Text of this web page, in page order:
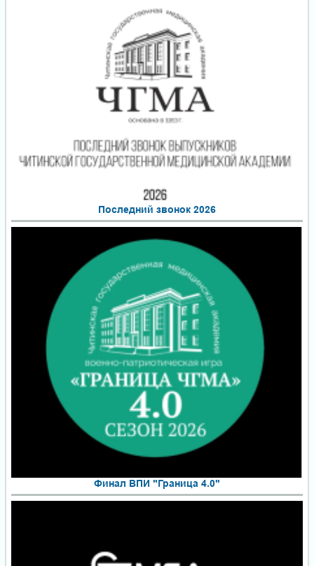
Последний звонок 2026
Финал ВПИ "Граница 4.0"